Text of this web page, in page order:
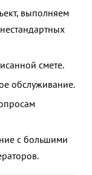
выполняем
смете.
обслуживание.
с большими